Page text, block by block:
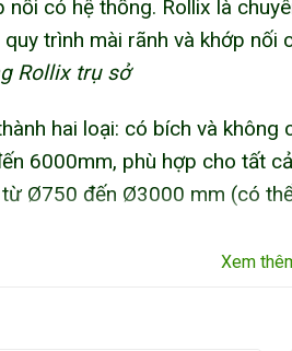
có hệ thống. Rollix là
trình mài rãnh và khớp
Rollix trụ sở
hai loại: có bích và
6000mm, phù hợp cho tất
Ø750 đến Ø3000 mm (có
Xem